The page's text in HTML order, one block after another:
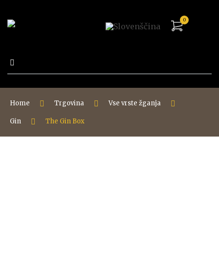
Išči:
0
Home Trgovina Vse vrste žganja
Gin The Gin Box